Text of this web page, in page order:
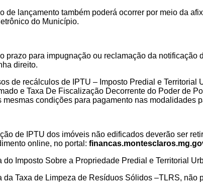
de lançamento também poderá ocorrer por meio da
do Município.
prazo para impugnação ou reclamação da
direito.
de recálculos de IPTU – Imposto Predial e
e Taxa De Fiscalização Decorrente do Poder de
condições para pagamento nas
de IPTU dos imóveis não edificados deverão ser
online, no portal:
do Imposto Sobre a Propriedade Predial e Territorial
da Taxa de Limpeza de Resíduos Sólidos –TLRS, não